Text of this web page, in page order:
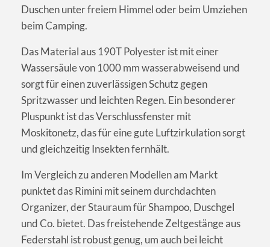
Duschen unter freiem Himmel oder beim Umziehen
beim Camping.
Das Material aus 190T Polyester ist mit einer
Wassersäule von 1000 mm wasserabweisend und
sorgt für einen zuverlässigen Schutz gegen
Spritzwasser und leichten Regen. Ein besonderer
Pluspunkt ist das Verschlussfenster mit
Moskitonetz, das für eine gute Luftzirkulation sorgt
und gleichzeitig Insekten fernhält.
Im Vergleich zu anderen Modellen am Markt
punktet das Rimini mit seinem durchdachten
Organizer, der Stauraum für Shampoo, Duschgel
und Co. bietet. Das freistehende Zeltgestänge aus
Federstahl ist robust genug, um auch bei leicht